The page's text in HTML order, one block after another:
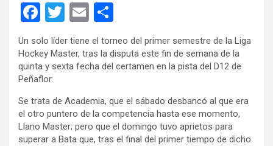
F
a
ce
b
o
o
k
T
wi
tt
er
E
m
ail m
p
tir
Un solo líder tiene el torneo del primer semestre de la Liga
Hockey Master, tras la disputa este fin de semana de la
quinta y sexta fecha del certamen en la pista del D12 de
Peñaflor.
Se trata de Academia, que el sábado desbancó al que era
el otro puntero de la competencia hasta ese momento,
Llano Master; pero que el domingo tuvo aprietos para
superar a Bata que, tras el final del primer tiempo de dicho